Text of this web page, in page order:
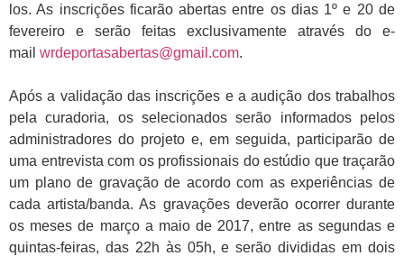
los. As inscrições ficarão abertas entre os dias 1º e 20 de
fevereiro e serão feitas exclusivamente através do e-
mail wrdeportasabertas@gmail.com.
Após a validação das inscrições e a audição dos trabalhos
pela curadoria, os selecionados serão informados pelos
administradores do projeto e, em seguida, participarão de
uma entrevista com os profissionais do estúdio que traçarão
um plano de gravação de acordo com as experiências de
cada artista/banda. As gravações deverão ocorrer durante
os meses de março a maio de 2017, entre as segundas e
quintas-feiras, das 22h às 05h, e serão divididas em dois